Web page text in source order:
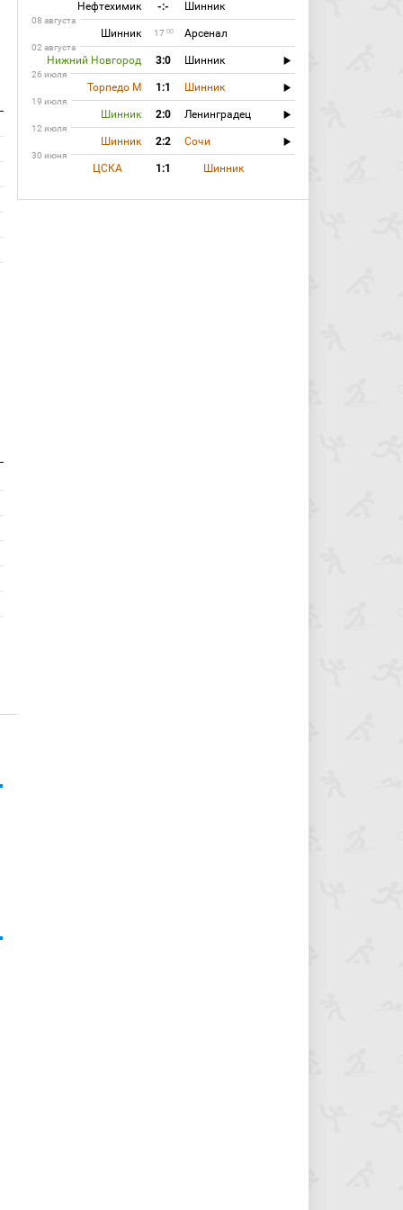
Нефтехимик -:- Шинник
08 августа
Шинник 17 00 Арсенал
02 августа
Нижний Новгород 3:0 Шинник
26 июля
Торпедо М 1:1 Шинник
19 июля
Шинник 2:0 Ленинградец
12 июля
Шинник 2:2 Сочи
30 июня
ЦСКА 1:1 Шинник